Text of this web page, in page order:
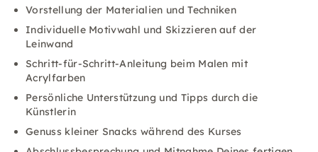
Vorstellung der Materialien und Techniken
Individuelle Motivwahl und Skizzieren auf der
Leinwand
Schritt-für-Schritt-Anleitung beim Malen mit
Acrylfarben
Persönliche Unterstützung und Tipps durch die
Künstlerin
Genuss kleiner Snacks während des Kurses